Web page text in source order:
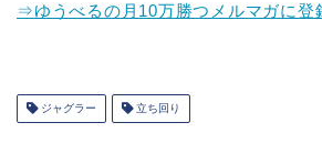
⇒ゆうべるの月10万勝つメルマガに登
ジャグラー 立ち回り